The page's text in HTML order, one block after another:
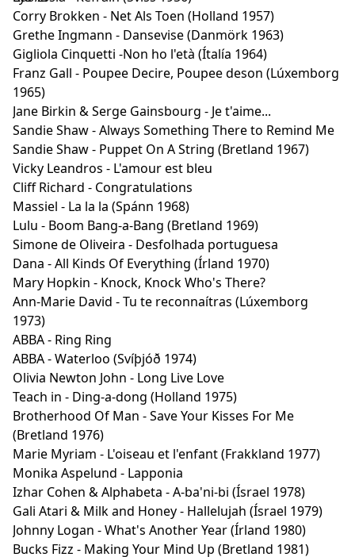
Corry Brokken - Net Als Toen (Holland 1957)
Grethe Ingmann - Dansevise (Danmörk 1963)
Gigliola Cinquetti -Non ho l'età (Ítalía 1964)
Franz Gall - Poupee Decire, Poupee deson (Lúxemborg
1965)
Jane Birkin & Serge Gainsbourg - Je t'aime...
Sandie Shaw - Always Something There to Remind Me
Sandie Shaw - Puppet On A String (Bretland 1967)
Vicky Leandros - L'amour est bleu
Cliff Richard - Congratulations
Massiel - La la la (Spánn 1968)
Lulu - Boom Bang-a-Bang (Bretland 1969)
Simone de Oliveira - Desfolhada portuguesa
Dana - All Kinds Of Everything (Írland 1970)
Mary Hopkin - Knock, Knock Who's There?
Ann-Marie David - Tu te reconnaítras (Lúxemborg
1973)
ABBA - Ring Ring
ABBA - Waterloo (Svíþjóð 1974)
Olivia Newton John - Long Live Love
Teach in - Ding-a-dong (Holland 1975)
Brotherhood Of Man - Save Your Kisses For Me
(Bretland 1976)
Marie Myriam - L'oiseau et l'enfant (Frakkland 1977)
Monika Aspelund - Lapponia
Izhar Cohen & Alphabeta - A-ba'ni-bi (Ísrael 1978)
Gali Atari & Milk and Honey - Hallelujah (Ísrael 1979)
Johnny Logan - What's Another Year (Írland 1980)
Bucks Fizz - Making Your Mind Up (Bretland 1981)